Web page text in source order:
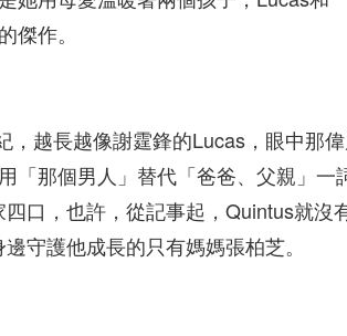
作。
越長越像謝霆鋒的Lucas，眼中那
那個男人」替代「爸爸、父親」一
口，也許，從記事起，Quintus就沒
守護他成長的只有媽媽張柏芝。